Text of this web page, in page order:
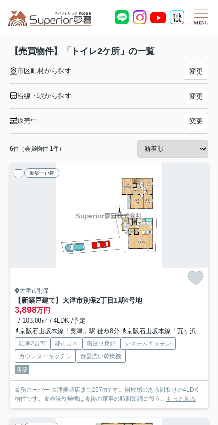
【売買物件】「トイレ2ケ所」の一覧
市区町村から探す 変更
沿線・駅から探す 変更
販売中 変更
6件（会員物件 1件）
新築一戸建
大津市別保
【新築戸建て】大津市別保2丁目 1期4号地
3,898万円
- / 103.08㎡ / 4LDK /予定
京阪石山坂本線「粟津」駅 徒歩8分
京阪石山坂本線「瓦ヶ浜」駅 徒歩12分
駐車2台可 都市ガス 陽当り良好
システムキッチン
カウンターキッチン
食器洗い乾燥機
新築
業務スーパー 大津美崎店まで257mです。開放感のある間取りの4LDK
物件です。食器洗乾燥機は食後の家事の時間短縮に役立...
もっと見る